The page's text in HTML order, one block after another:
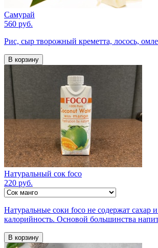
Самурай
560 руб.
Рис, сыр творожный креметта, лосось,
В корзину
Натуральный сок foco
220 руб.
Натуральные соки foco не содержат сахар
калорийность. Основой большинства
В корзину